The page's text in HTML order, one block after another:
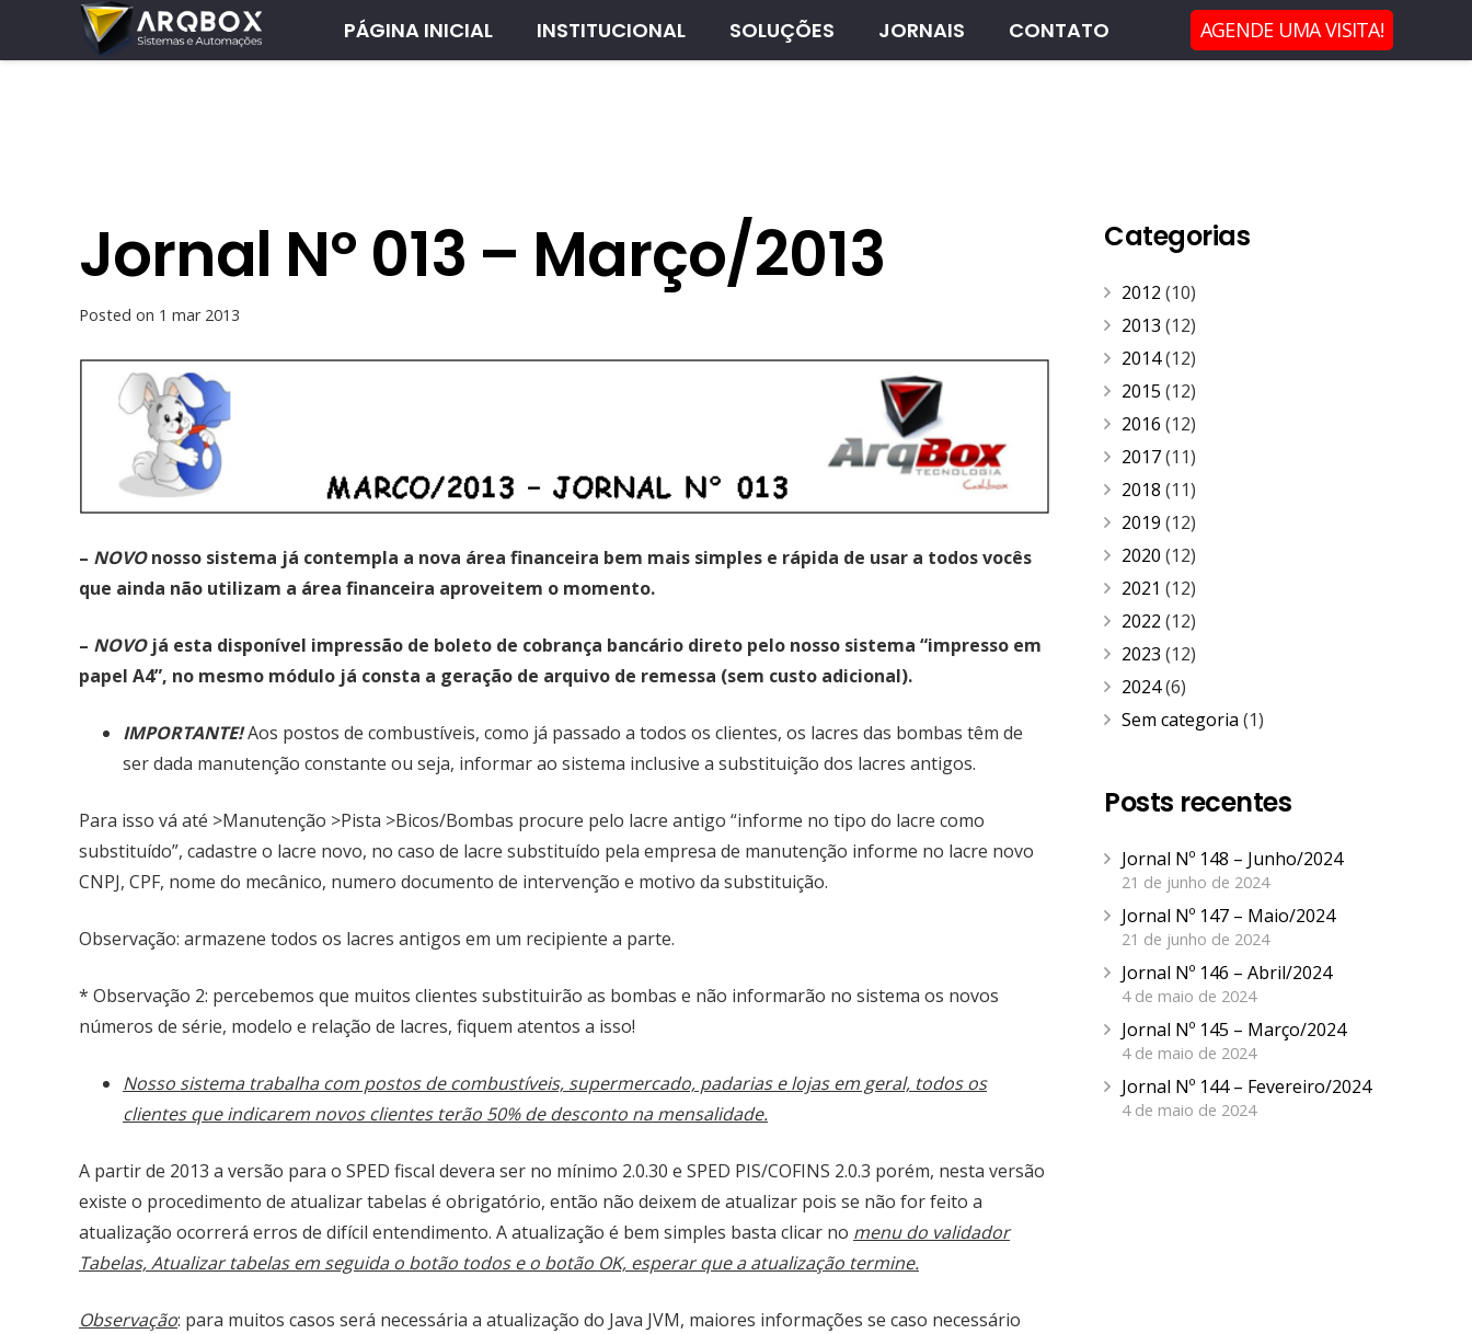
PÁGINA INICIAL INSTITUCIONAL SOLUÇÕES JORNAIS CONTATO AGENDE UMA VISITA!
Jornal Nº 013 – Março/2013
Posted on 1 mar 2013
– NOVOnosso sistema já contempla a nova área financeira bem mais simples e rápida de usar a todos vocês
que ainda não utilizam a área financeira aproveitem o momento.
– NOVOjá esta disponível impressão de boleto de cobrança bancário direto pelo nosso sistema “impresso em
papel A4”, no mesmo módulo já consta a geração de arquivo de remessa (sem custo adicional).
IMPORTANTE!Aos postos de combustíveis, como já passado a todos os clientes, os lacres das bombas têm de
ser dada manutenção constante ou seja, informar ao sistema inclusive a substituição dos lacres antigos.
Para isso vá até >Manutenção >Pista >Bicos/Bombas procure pelo lacre antigo “informe no tipo do lacre como
substituído”, cadastre o lacre novo, no caso de lacre substituído pela empresa de manutenção informe no lacre novo
CNPJ, CPF, nome do mecânico, numero documento de intervenção e motivo da substituição.
Observação: armazene todos os lacres antigos em um recipiente a parte.
* Observação 2: percebemos que muitos clientes substituirão as bombas e não informarão no sistema os novos
números de série, modelo e relação de lacres, fiquem atentos a isso!
Nosso sistema trabalha com postos de combustíveis, supermercado, padarias e lojas em geral, todos os
clientes que indicarem novos clientes terão 50% de desconto na mensalidade.
A partir de 2013 a versão para o SPED fiscal devera ser no mínimo 2.0.30 e SPED PIS/COFINS 2.0.3 porém, nesta versão
existe o procedimento de atualizar tabelas é obrigatório, então não deixem de atualizar pois se não for feito a
atualização ocorrerá erros de difícil entendimento. A atualização é bem simples basta clicar no menu do validador
Tabelas, Atualizar tabelas em seguida o botão todos e o botão OK, esperar que a atualização termine.
Observação: para muitos casos será necessária a atualização do Java JVM, maiores informações se caso necessário
Categorias
2012 (10)
2013 (12)
2014(12)
2015 (12)
2016 (12)
2017(11)
2018 (11)
2019 (12)
2020 (12)
2021 (12)
2022 (12)
2023 (12)
2024(6)
Sem categoria (1)
Posts recentes
Jornal Nº 148 – Junho/2024
21 de junho de 2024
Jornal Nº 147 – Maio/2024
21 de junho de 2024
Jornal Nº 146 – Abril/2024
4 de maio de 2024
Jornal Nº 145 – Março/2024
4 de maio de 2024
Jornal Nº 144 – Fevereiro/2024
4 de maio de 2024